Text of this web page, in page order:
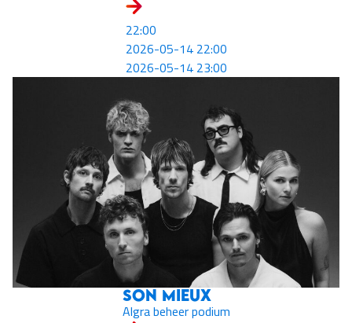
22:00
2026-05-14 22:00
2026-05-14 23:00
Son Mieux
Algra beheer podium